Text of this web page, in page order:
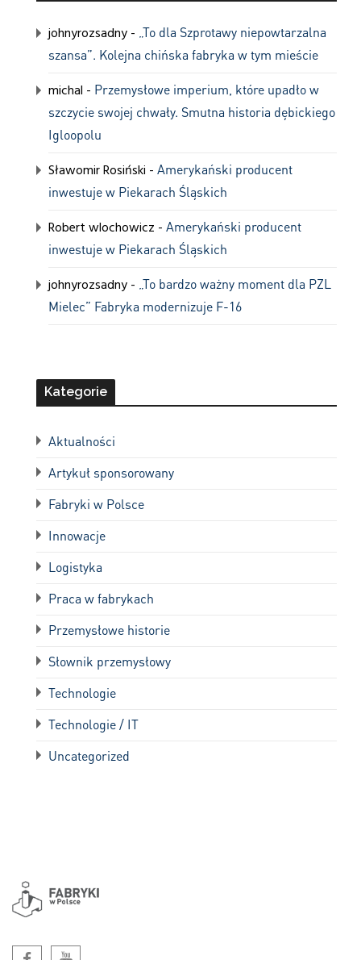
johnyrozsadny- „To dla Szprotawy niepowtarzalna
szansa”. Kolejna chińska fabryka w tym mieście
michal - Przemysłowe imperium, które upadło w
szczycie swojej chwały. Smutna historia dębickiego
Igloopolu
Sławomir Rosiński - Amerykański producent
inwestuje w Piekarach Śląskich
Robert wlochowicz - Amerykański producent
inwestuje w Piekarach Śląskich
johnyrozsadny- „To bardzo ważny moment dla PZL
Mielec” Fabryka modernizuje F-16
Kategorie
Aktualności
Artykuł sponsorowany
Fabryki w Polsce
Innowacje
Logistyka
Praca w fabrykach
Przemysłowe historie
Słownik przemysłowy
Technologie
Technologie / IT
Uncategorized